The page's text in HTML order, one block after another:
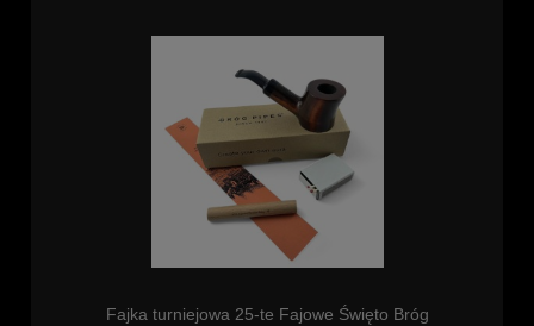
Fajka turniejowa 25-te Fajowe Święto Bróg